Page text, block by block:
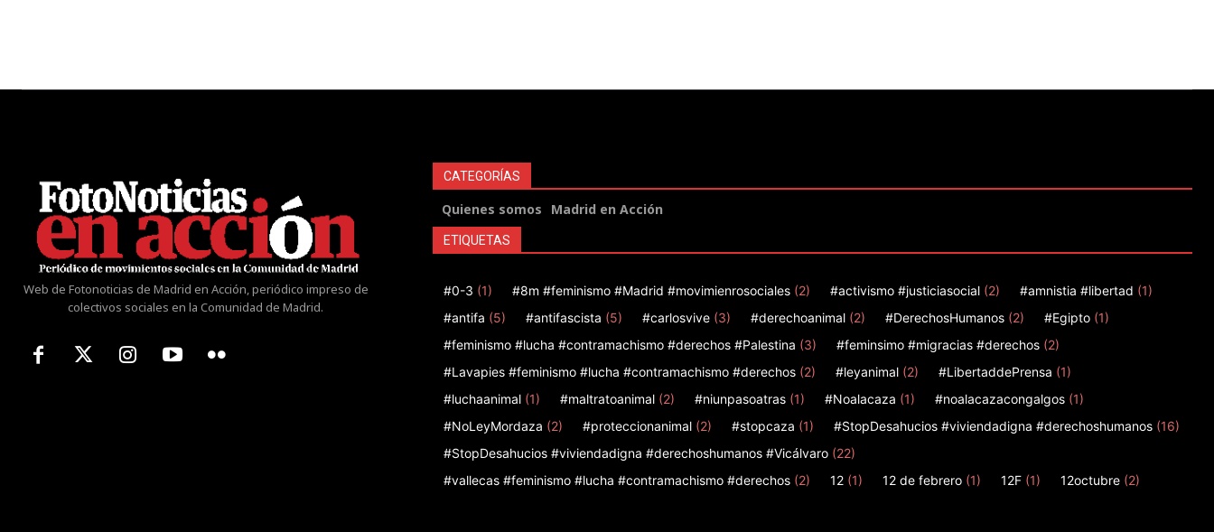
Web de Fotonoticias de Madrid en Acción, periódico impreso de
colectivos sociales en la Comunidad de Madrid.
CATEGORÍAS
Quienes somos Madrid en Acción
ETIQUETAS
#0-3 (1) #8m #feminismo #Madrid #movimienrosociales (2) #activismo #justiciasocial (2) #amnistia #libertad (1)
#antifa (5) #antifascista (5) #carlosvive (3) #derechoanimal (2) #DerechosHumanos (2) #Egipto (1)
#feminismo #lucha #contramachismo #derechos #Palestina (3) #feminsimo #migracias #derechos (2)
#Lavapies #feminismo #lucha #contramachismo #derechos (2) #leyanimal (2) #LibertaddePrensa (1)
#luchaanimal (1) #maltratoanimal (2) #niunpasoatras (1) #Noalacaza (1) #noalacazacongalgos (1)
#NoLeyMordaza (2) #proteccionanimal (2) #stopcaza (1) #StopDesahucios #viviendadigna #derechoshumanos (16)
#StopDesahucios #viviendadigna #derechoshumanos #Vicálvaro (22)
#vallecas #feminismo #lucha #contramachismo #derechos (2) 12 (1) 12 de febrero (1) 12F (1) 12octubre (2)